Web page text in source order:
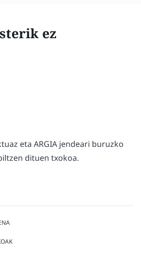
ez
eta ARGIA jendeari buruzko
dituen txokoa.